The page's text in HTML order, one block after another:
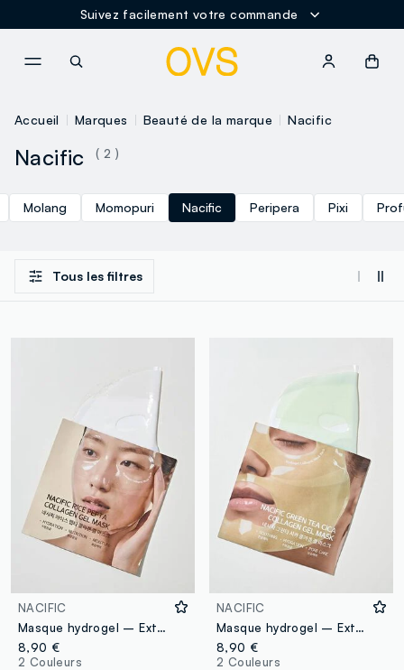
Suivez facilement votre commande
Accueil Marques Beauté de la marque Nacific
Nacific ( 2 )
Molang Momopuri Nacific Peripera Pixi
Tous les filtres
NACIFIC
Masque hydrogel – Extrait de riz, complexe peptidique & collagène hydrosoluble – Skincare coréen
8,90 €
2 Couleurs
NACIFIC
Masque hydrogel – Extrait de thé vert, complexe de cica & collagène hydrosoluble – Skincare coréenne
8,90 €
2 Couleurs